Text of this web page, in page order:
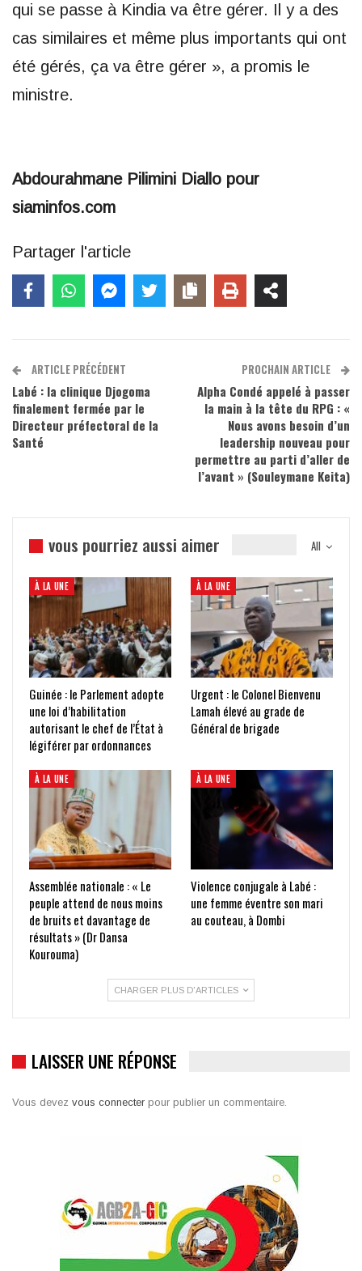
qui se passe à Kindia va être gérer. Il y a des
cas similaires et même plus importants qui ont
été gérés, ça va être gérer », a promis le
ministre.
Abdourahmane Pilimini Diallo pour
siaminfos.com
Partager l'article
ARTICLE PRÉCÉDENT
Labé : la clinique Djogoma
finalement fermée par le
Directeur préfectoral de la
Santé
PROCHAIN ARTICLE
Alpha Condé appelé à passer
la main à la tête du RPG : «
Nous avons besoin d’un
leadership nouveau pour
permettre au parti d’aller de
l’avant » (Souleymane Keita)
All
vous pourriez aussi aimer
À LA UNE
Guinée : le Parlement adopte
une loi d’habilitation
autorisant le chef de l’État à
légiférer par ordonnances
À LA UNE
Urgent : le Colonel Bienvenu
Lamah élevé au grade de
Général de brigade
À LA UNE
Assemblée nationale : « Le
peuple attend de nous moins
de bruits et davantage de
résultats » (Dr Dansa
Kourouma)
À LA UNE
Violence conjugale à Labé :
une femme éventre son mari
au couteau, à Dombi
CHARGER PLUS D'ARTICLES
LAISSER UNE RÉPONSE
Vous devez vous connecter pour publier un commentaire.